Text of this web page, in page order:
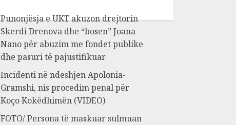
Punonjësja e UKT akuzon drejtorin
Skerdi Drenova dhe “bosen” Joana
Nano për abuzim me fondet publike
dhe pasuri të pajustifikuar
Incidenti në ndeshjen Apolonia-
Gramshi, nis procedim penal për
Koço Kokëdhimën (VIDEO)
FOTO/ Persona të maskuar sulmuan